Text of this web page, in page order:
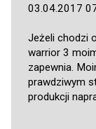
03.04.2017
Jeżeli chodzi
warrior 3
zapewnia.
prawdziwym
produkcji